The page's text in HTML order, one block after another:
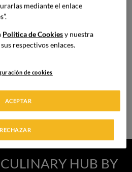
HUB BY
mediante el enlace
Política de Cookiesy nuestra
respectivos enlaces.
de cookies
RECHAZAR
ACEPTAR